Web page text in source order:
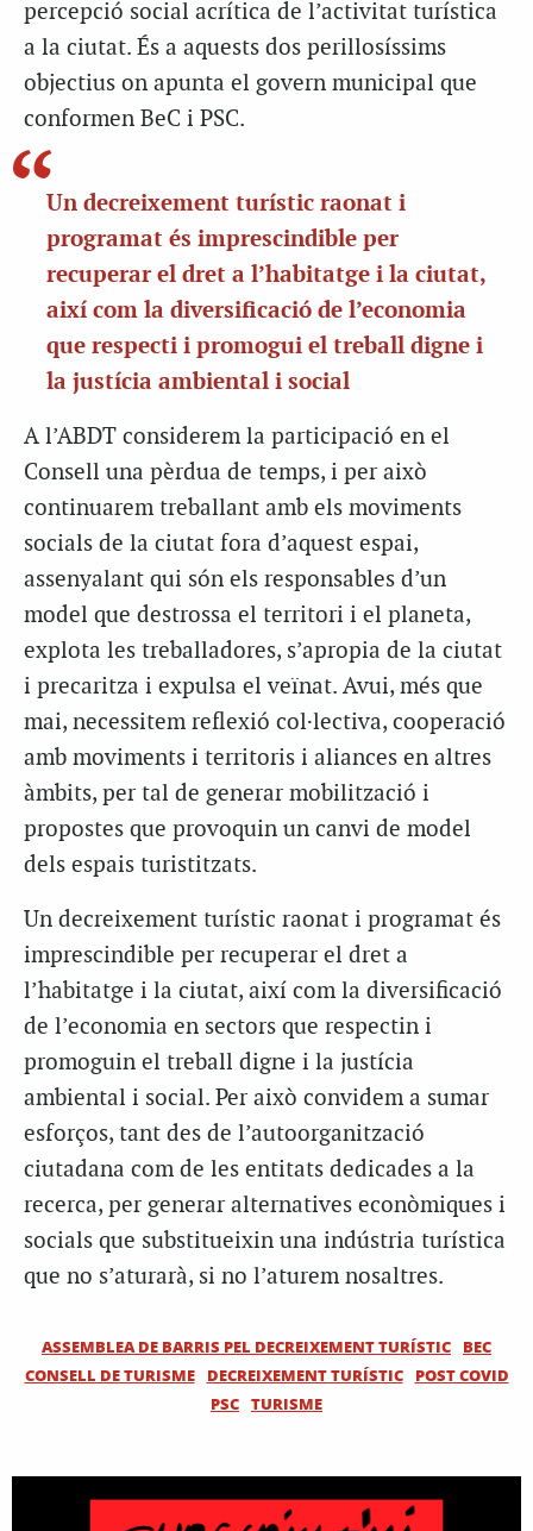
percepció social acrítica de l’activitat turística
a la ciutat. És a aquests dos perillosíssims
objectius on apunta el govern municipal que
conformen BeC i PSC.
Un decreixement turístic raonat i
programat és imprescindible per
recuperar el dret a l’habitatge i la ciutat,
així com la diversificació de l’economia
que respecti i promogui el treball digne i
la justícia ambiental i social
A l’ABDT considerem la participació en el
Consell una pèrdua de temps, i per això
continuarem treballant amb els moviments
socials de la ciutat fora d’aquest espai,
assenyalant qui són els responsables d’un
model que destrossa el territori i el planeta,
explota les treballadores, s’apropia de la ciutat
i precaritza i expulsa el veïnat. Avui, més que
mai, necessitem reflexió col·lectiva, cooperació
amb moviments i territoris i aliances en altres
àmbits, per tal de generar mobilització i
propostes que provoquin un canvi de model
dels espais turistitzats.
Un decreixement turístic raonat i programat és
imprescindible per recuperar el dret a
l’habitatge i la ciutat, així com la diversificació
de l’economia en sectors que respectin i
promoguin el treball digne i la justícia
ambiental i social. Per això convidem a sumar
esforços, tant des de l’autoorganització
ciutadana com de les entitats dedicades a la
recerca, per generar alternatives econòmiques i
socials que substitueixin una indústria turística
que no s’aturarà, si no l’aturem nosaltres.
ASSEMBLEA DE BARRIS PEL DECREIXEMENT TURÍSTIC
BEC
CONSELL DE TURISME
DECREIXEMENT TURÍSTIC
POST COVID
PSC TURISME